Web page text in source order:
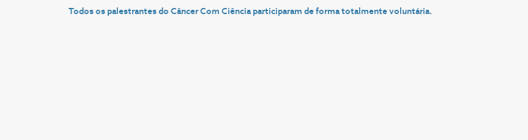
Todos os palestrantes do Câncer Com Ciência participaram de forma totalmente voluntária.